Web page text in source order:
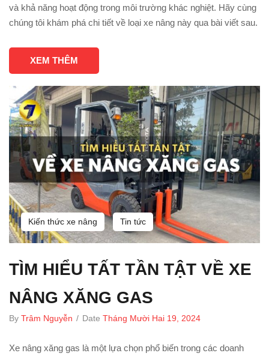
và khả năng hoạt động trong môi trường khác nghiệt. Hãy cùng
chúng tôi khám phá chi tiết về loại xe nâng này qua bài viết sau.
XEM THÊM
Kiến thức xe nâng Tin tức
TÌM HIỂU TẤT TẦN TẬT VỀ XE
NÂNG XĂNG GAS
By Trâm Nguyễn / Date Tháng Mười Hai 19, 2024
Xe nâng xăng gas là một lựa chọn phổ biến trong các doanh